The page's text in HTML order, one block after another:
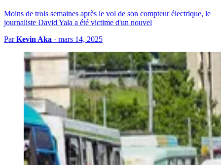
Moins de trois semaines après le vol de son compteur électrique, le
journaliste David Yala a été victime d'un nouvel
ParKevin Aka · mars 14, 2025